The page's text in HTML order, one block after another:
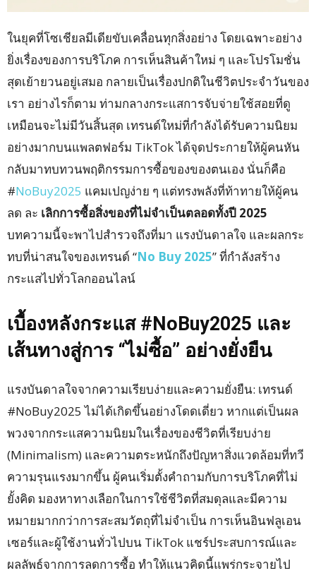
ในยุคที่โซเชียลมีเดียขับเคลื่อนทุกสิ่งอย่าง โดยเฉพาะอย่าง
ยิ่งเรื่องของการบริโภค การเห็นสินค้าใหม่ ๆ และโปรโมชั่น
สุดเย้ายวนอยู่เสมอ กลายเป็นเรื่องปกติในชีวิตประจำวันของ
เรา อย่างไรก็ตาม ท่ามกลางกระแสการจับจ่ายใช้สอยที่ดู
เหมือนจะไม่มีวันสิ้นสุด เทรนด์ใหม่ที่กำลังได้รับความนิยม
อย่างมากบนแพลตฟอร์ม TikTok ได้จุดประกายให้ผู้คนหัน
กลับมาทบทวนพฤติกรรมการซื้อของของตนเอง นั่นก็คือ
#NoBuy2025 แคมเปญง่าย ๆ แต่ทรงพลังที่ท้าทายให้ผู้คน
ลด ละ เลิกการซื้อสิ่งของที่ไม่จำเป็นตลอดทั้งปี 2025
บทความนี้จะพาไปสำรวจถึงที่มา แรงบันดาลใจ และผลกระ
ทบที่น่าสนใจของเทรนด์ “No Buy 2025” ที่กำลังสร้าง
กระแสไปทั่วโลกออนไลน์
เบื้องหลังกระแส #NoBuy2025 และ
เส้นทางสู่การ “ไม่ซื้อ” อย่างยั่งยืน
แรงบันดาลใจจากความเรียบง่ายและความยั่งยืน: เทรนด์
#NoBuy2025 ไม่ได้เกิดขึ้นอย่างโดดเดี่ยว หากแต่เป็นผล
พวงจากกระแสความนิยมในเรื่องของชีวิตที่เรียบง่าย
(Minimalism) และความตระหนักถึงปัญหาสิ่งแวดล้อมที่ทวี
ความรุนแรงมากขึ้น ผู้คนเริ่มตั้งคำถามกับการบริโภคที่ไม่
ยั้งคิด มองหาทางเลือกในการใช้ชีวิตที่สมดุลและมีความ
หมายมากกว่าการสะสมวัตถุที่ไม่จำเป็น การเห็นอินฟลูเอน
เซอร์และผู้ใช้งานทั่วไปบน TikTok แชร์ประสบการณ์และ
ผลลัพธ์จากการลดการซื้อ ทำให้แนวคิดนี้แพร่กระจายไป